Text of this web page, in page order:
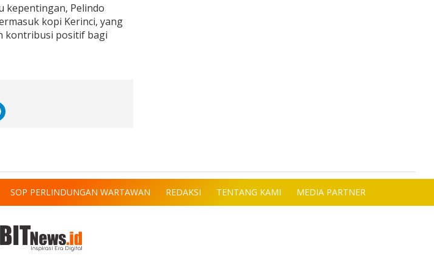
kepentingan, Pelindo
kopi Kerinci, yang
kontribusi positif bagi
SOP PERLINDUNGAN WARTAWAN REDAKSI TENTANG KAMI MEDIA PARTNER